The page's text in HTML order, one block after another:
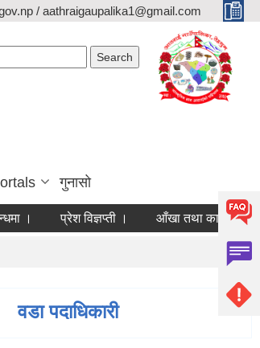
/ aathraigaupalika1@gmail.com
गुनासो
प्रेश विज्ञप्ती । आँखा तथा कान शिबिर
वडा पदाधिकारी